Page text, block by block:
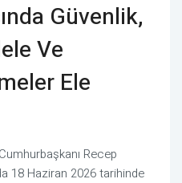
Güvenlik,
Ve
Ele
Recep
18 Haziran 2026 tarihinde